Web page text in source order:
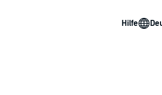
Hilfe